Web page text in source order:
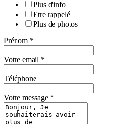
Plus d'info
Etre rappelé
Plus de photos
Prénom *
Votre email *
Téléphone
Votre message *